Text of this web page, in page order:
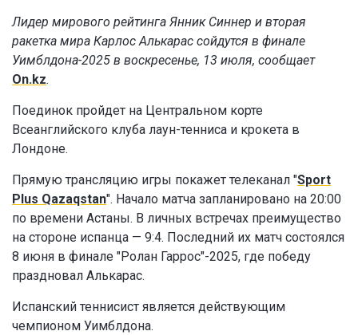
Лидер мирового рейтинга Янник Синнер и вторая
ракетка мира Карлос Алькарас сойдутся в финале
Уимблдона-2025 в воскресенье, 13 июля, сообщает
On.kz.
Поединок пройдет на Центральном корте
Всеанглийского клуба лаун-тенниса и крокета в
Лондоне.
Прямую трансляцию игры покажет телеканал "Sport
Plus Qazaqstan". Начало матча запланировано на 20:00
по времени Астаны. В личных встречах преимущество
на стороне испанца — 9:4. Последний их матч состоялся
8 июня в финале "Ролан Гаррос"-2025, где победу
праздновал Алькарас.
Испанский теннисист является действующим
чемпионом Уимблдона.